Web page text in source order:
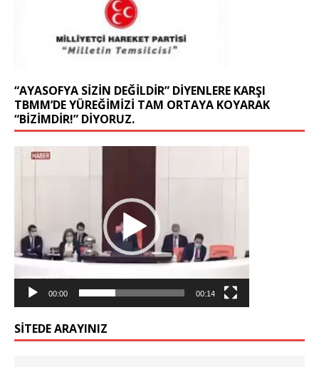
“AYASOFYA SIZIN DEĞILDIR” DIYENLERE KARŞI
TBMM’DE YÜREĞIMIZI TAM ORTAYA KOYARAK
“BIZIMDIR!” DIYORUZ.
Video
00:00 00:14
SİTEDE ARAYINIZ